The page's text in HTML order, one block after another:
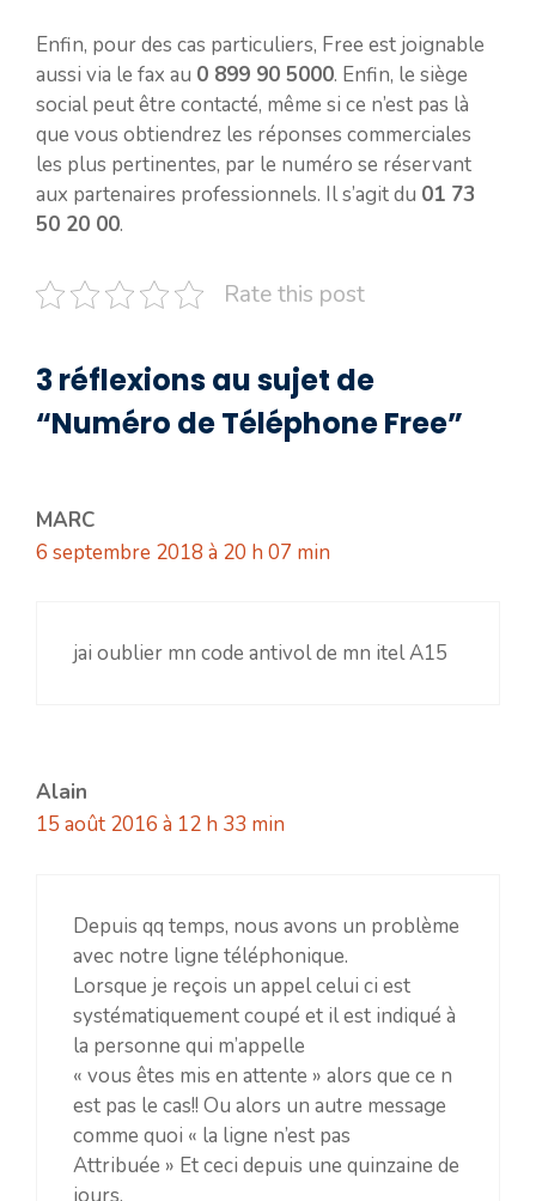
Enfin, pour des cas particuliers, Free est joignable
aussi via le fax au 0 899 90 5000. Enfin, le siège
social peut être contacté, même si ce n’est pas là
que vous obtiendrez les réponses commerciales
les plus pertinentes, par le numéro se réservant
aux partenaires professionnels. Il s’agit du 01 73
50 20 00.
Rate this post
3 réflexions au sujet de
“Numéro de Téléphone Free”
MARC
6 septembre 2018 à 20 h 07 min
jai oublier mn code antivol de mn itel A15
Alain
15 août 2016 à 12 h 33 min
Depuis qq temps, nous avons un problème
avec notre ligne téléphonique.
Lorsque je reçois un appel celui ci est
systématiquement coupé et il est indiqué à
la personne qui m’appelle
« vous êtes mis en attente » alors que ce n
est pas le cas!! Ou alors un autre message
comme quoi « la ligne n’est pas
Attribuée » Et ceci depuis une quinzaine de
jours.